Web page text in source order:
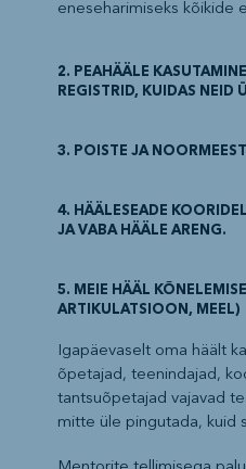
eneseharimiseks kõikide
2. PEAHÄÄLE
REGISTRID, KUIDAS NEID
3. POISTE JA
4. HÄÄLESEADE
JA VABA HÄÄLE ARENG.
5. MEIE HÄÄL
ARTIKULATSIOON, MEEL)
Igapäevaselt oma häält
õpetajad, teenindajad,
tantsuõpetajad vajavad
mitte üle pingutada, kuid